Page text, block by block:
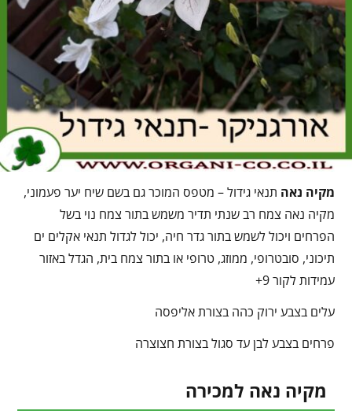
מקיה נאה תנאי גידול – מטפס המוכר גם בשם שיח יער פעמוני,
מקיה נאה צמח רב שנתי תדיר משמש בתור צמח נוי בשל
הפרחים ויכול לשמש בתור גדר חיה, יכול לגדול תנאי אקלים ים
תיכוני, סובטרופי, ממוזג, טרופי או בתור צמח בית, הגדל באזור
עמידות לקור 9+
עלים בצבע ירוק כהה בצורת אליפסה
פרחים בצבע לבן עד סגול בצורת חצוצרה
מקיה נאה למכירה